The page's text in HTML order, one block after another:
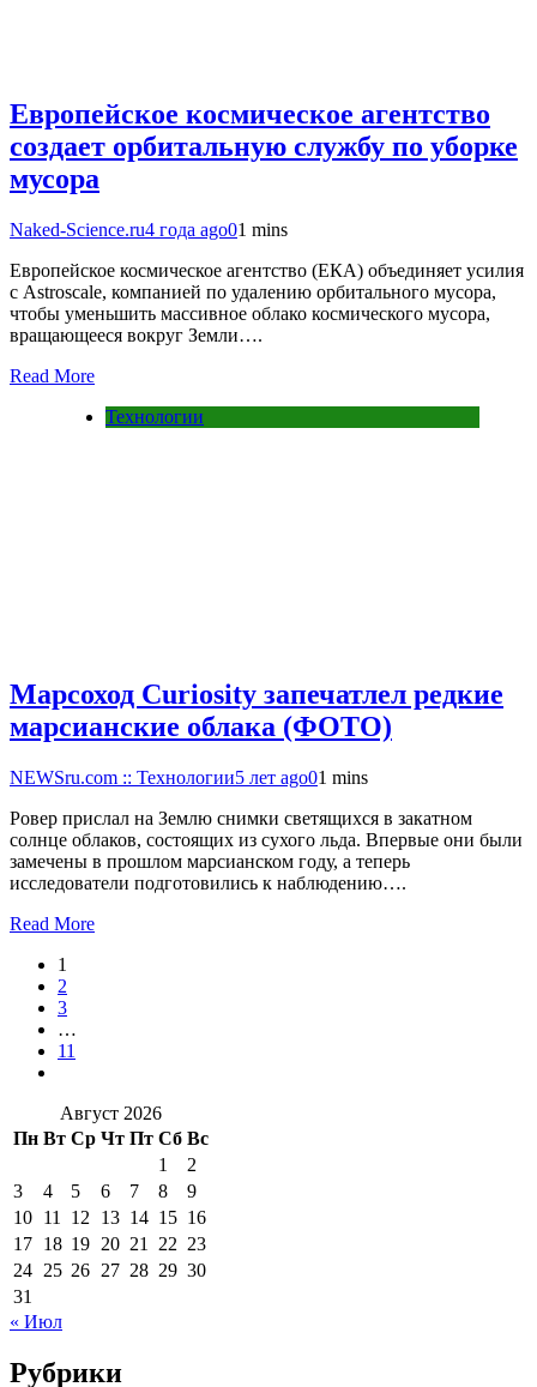
Европейское космическое агентство
создает орбитальную службу по уборке
мусора
Naked-Science.ru4 года ago01 mins
Европейское космическое агентство (ЕКА) объединяет усилия
с Astroscale, компанией по удалению орбитального мусора,
чтобы уменьшить массивное облако космического мусора,
вращающееся вокруг Земли….
Read More
Технологии
Марсоход Curiosity запечатлел редкие
марсианские облака (ФОТО)
NEWSru.com :: Технологии5 лет ago01 mins
Ровер прислал на Землю снимки светящихся в закатном
солнце облаков, состоящих из сухого льда. Впервые они были
замечены в прошлом марсианском году, а теперь
исследователи подготовились к наблюдению….
Read More
1
2
3
…
11
Август 2026
Пн Вт Ср Чт Пт Сб Вс
1
2
3
4 5 6 7 8
9
10 11 12 13 14 15 16
17 18 19 20 21 22 23
24 25 26 27 28 29 30
31
« Июл
Рубрики